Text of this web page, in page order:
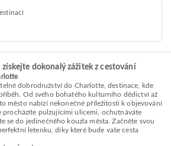
dokonalý zážitek z cestování
dobrodružství do Charlotte, destinace, kde
Od svého bohatého kulturního dědictví až
město nabízí nekonečné příležitosti k objevování
procházíte pulzujícími ulicemi, ochutnáváte
se do jedinečného kouzla města. Začněte svou
letenku, díky které bude vaše cesta